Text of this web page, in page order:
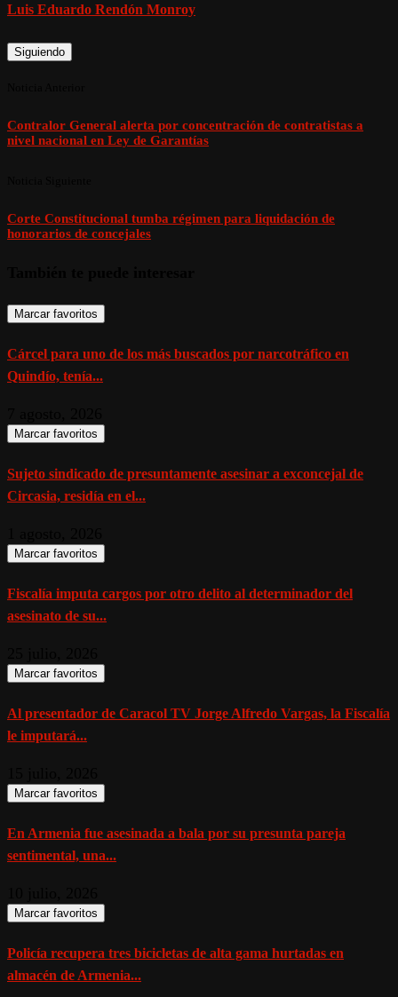
Luis Eduardo Rendón Monroy
Siguiendo
Contralor General alerta por concentración de contratistas a
nivel nacional en Ley de Garantías
Corte Constitucional tumba régimen para liquidación de
honorarios de concejales
Marcar favoritos
Cárcel para uno de los más buscados por narcotráfico en
Quindío, tenía...
Marcar favoritos
Sujeto sindicado de presuntamente asesinar a exconcejal de
Circasia, residía en el...
Marcar favoritos
Fiscalía imputa cargos por otro delito al determinador del
asesinato de su...
Marcar favoritos
Al presentador de Caracol TV Jorge Alfredo Vargas, la Fiscalía
le imputará...
Marcar favoritos
En Armenia fue asesinada a bala por su presunta pareja
sentimental, una...
Marcar favoritos
Policía recupera tres bicicletas de alta gama hurtadas en
almacén de Armenia...